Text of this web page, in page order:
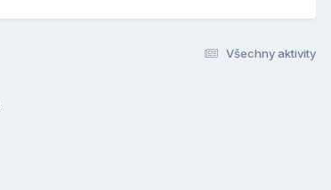
Všechny aktivity